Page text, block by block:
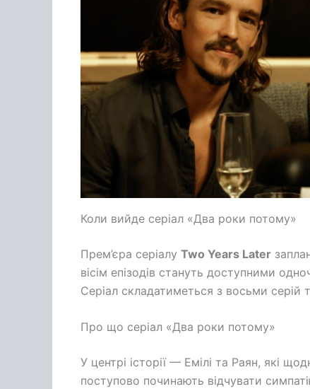
Коли вийде серіал «Два роки потому»
Прем’єра серіалу Two Years Later
вісім епізодів стануть доступними
Серіал складатиметься з восьми
Про що серіал «Два роки потому»
У центрі історії — Емілі та Раян, які
поступово починають відчувати